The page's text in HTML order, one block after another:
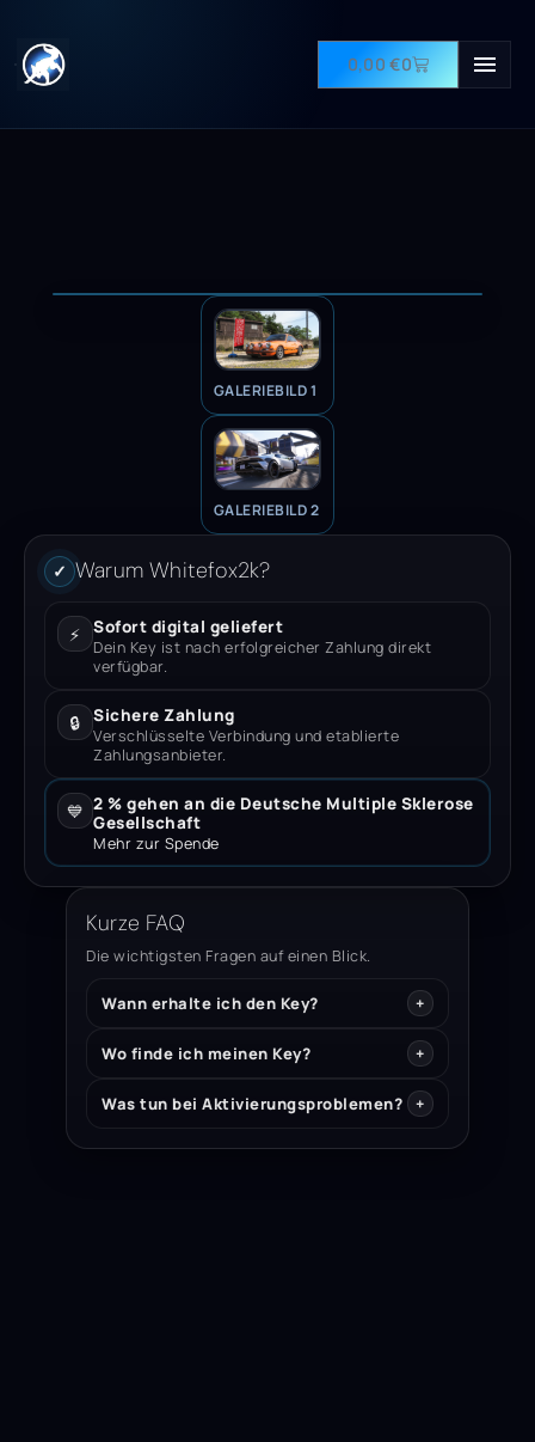
0,00€0
GALERIEBILD 1
GALERIEBILD 2
✓ Warum Whitefox2k?
⚡ Sofort digital geliefert
Dein Key ist nach erfolgreicher Zahlung direkt
verfügbar.
🔒 Sichere Zahlung
Verschlüsselte Verbindung und etablierte
Zahlungsanbieter.
💙 2 % gehen an die Deutsche Multiple Sklerose
Gesellschaft
Mehr zur Spende
Kurze FAQ
Die wichtigsten Fragen auf einen Blick.
Wann erhalte ich den Key?
Wo finde ich meinen Key?
Was tun bei Aktivierungsproblemen?